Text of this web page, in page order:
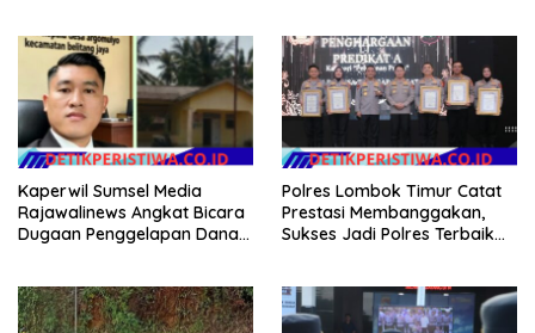
Kaperwil Sumsel Media
Rajawalinews Angkat Bicara
Dugaan Penggelapan Dana
Hilang 3 Bulan Bawa
Anggaran Pembangunan
Polres Lombok Timur Catat
Prestasi Membanggakan,
Sukses Jadi Polres Terbaik